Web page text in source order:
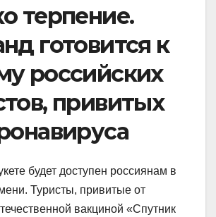
терпение.
готовится к
российских
привитых
будет доступен россиянам в
Туристы, привитые от
вакциной «Спутник